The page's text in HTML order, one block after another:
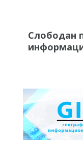
Слободан